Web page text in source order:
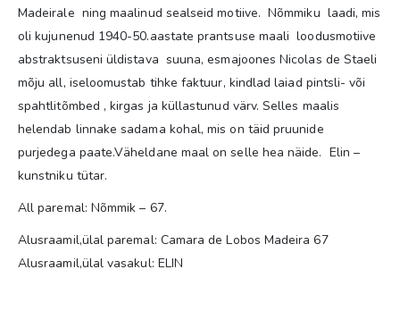
Madeirale ning maalinud sealseid motiive. Nõmmiku laadi, mis
oli kujunenud 1940-50.aastate prantsuse maali loodusmotiive
abstraktsuseni üldistava suuna, esmajoones Nicolas de Staeli
mõju all, iseloomustab tihke faktuur, kindlad laiad pintsli- või
spahtlitõmbed , kirgas ja küllastunud värv. Selles maalis
helendab linnake sadama kohal, mis on täid pruunide
purjedega paate.Väheldane maal on selle hea näide. Elin –
kunstniku tütar.
All paremal: Nõmmik – 67.
Alusraamil,ülal paremal: Camara de Lobos Madeira 67
Alusraamil,ülal vasakul: ELIN